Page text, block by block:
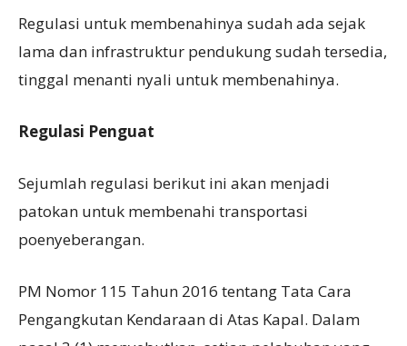
Regulasi untuk membenahinya sudah ada sejak
lama dan infrastruktur pendukung sudah tersedia,
tinggal menanti nyali untuk membenahinya.
Regulasi Penguat
Sejumlah regulasi berikut ini akan menjadi
patokan untuk membenahi transportasi
poenyeberangan.
PM Nomor 115 Tahun 2016 tentang Tata Cara
Pengangkutan Kendaraan di Atas Kapal. Dalam